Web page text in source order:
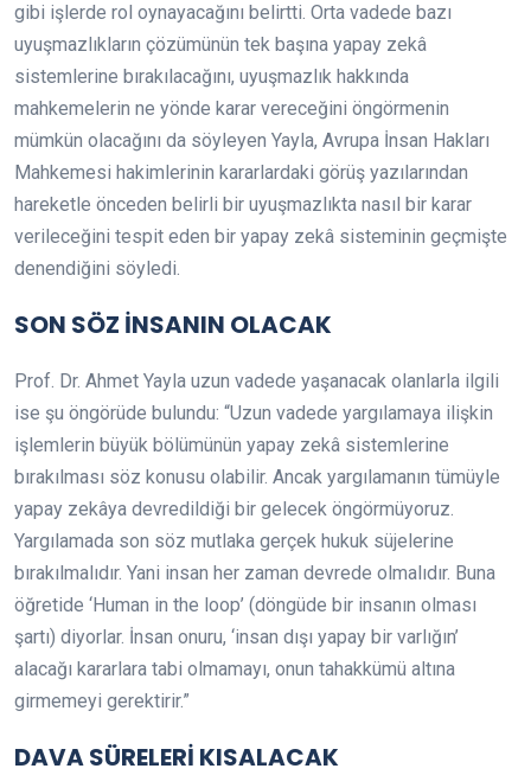
gibi işlerde rol oynayacağını belirtti. Orta vadede bazı
uyuşmazlıkların çözümünün tek başına yapay zekâ
sistemlerine bırakılacağını, uyuşmazlık hakkında
mahkemelerin ne yönde karar vereceğini öngörmenin
mümkün olacağını da söyleyen Yayla, Avrupa İnsan Hakları
Mahkemesi hakimlerinin kararlardaki görüş yazılarından
hareketle önceden belirli bir uyuşmazlıkta nasıl bir karar
verileceğini tespit eden bir yapay zekâ sisteminin geçmişte
denendiğini söyledi.
SON SÖZ İNSANIN OLACAK
Prof. Dr. Ahmet Yayla uzun vadede yaşanacak olanlarla ilgili
ise şu öngörüde bulundu: “Uzun vadede yargılamaya ilişkin
işlemlerin büyük bölümünün yapay zekâ sistemlerine
bırakılması söz konusu olabilir. Ancak yargılamanın tümüyle
yapay zekâya devredildiği bir gelecek öngörmüyoruz.
Yargılamada son söz mutlaka gerçek hukuk süjelerine
bırakılmalıdır. Yani insan her zaman devrede olmalıdır. Buna
öğretide ‘Human in the loop’ (döngüde bir insanın olması
şartı) diyorlar. İnsan onuru, ‘insan dışı yapay bir varlığın’
alacağı kararlara tabi olmamayı, onun tahakkümü altına
girmemeyi gerektirir.”
DAVA SÜRELERİ KISALACAK